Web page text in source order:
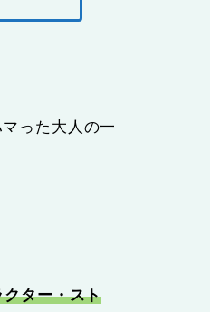
った大人の一
ター・スト